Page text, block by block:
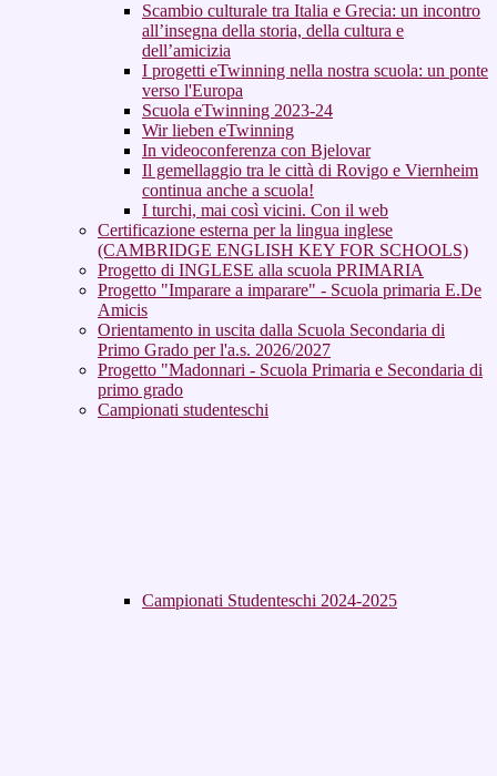
Scambio culturale tra Italia e Grecia: un incontro
all’insegna della storia, della cultura e
dell’amicizia
I progetti eTwinning nella nostra scuola: un ponte
verso l'Europa
Scuola eTwinning 2023-24
Wir lieben eTwinning
In videoconferenza con Bjelovar
Il gemellaggio tra le città di Rovigo e Viernheim
continua anche a scuola!
I turchi, mai così vicini. Con il web
Certificazione esterna per la lingua inglese
(CAMBRIDGE ENGLISH KEY FOR SCHOOLS)
Progetto di INGLESE alla scuola PRIMARIA
Progetto "Imparare a imparare" - Scuola primaria E.De
Amicis
Orientamento in uscita dalla Scuola Secondaria di
Primo Grado per l'a.s. 2026/2027
Progetto "Madonnari - Scuola Primaria e Secondaria di
primo grado
Campionati studenteschi
Campionati Studenteschi 2024-2025